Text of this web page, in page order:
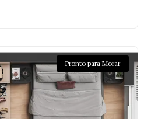
Pronto para Morar